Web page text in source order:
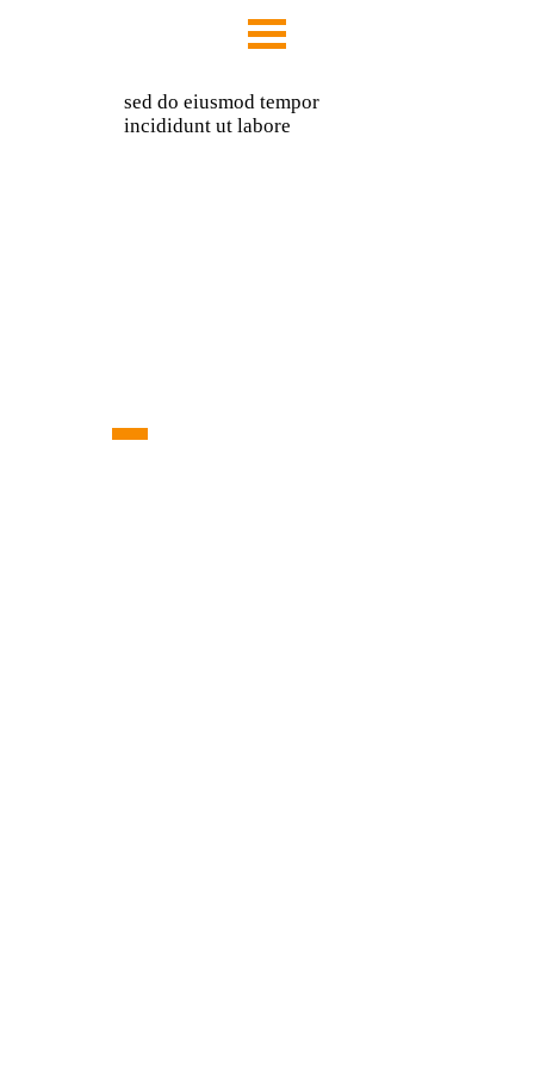
sed do eiusmod tempor
incididunt ut labore